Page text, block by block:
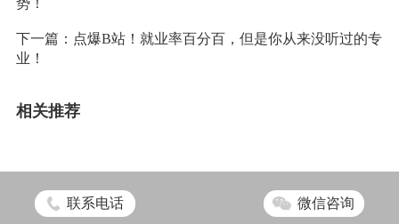
势！
下一篇： 点爆B站！就业率百分百，但是你从来没听过的专
业！
相关推荐
联系电话 微信咨询